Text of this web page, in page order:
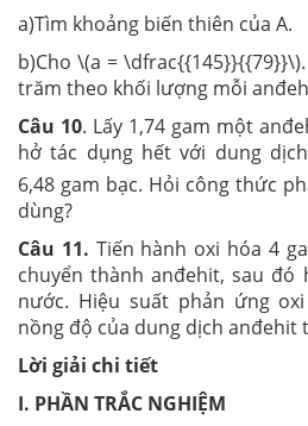
a)Tìm khoảng biến thiên của A.
b)Cho \(a =
trăm theo khối lượng mỗi
Câu 10. Lấy 1,74 gam một
hở tác dụng hết với dung
6,48 gam bạc. Hỏi công thức
dùng?
Câu 11. Tiến hành oxi hóa 4
chuyển thành anđehit, sau đó
nước. Hiệu suất phản ứng
nồng độ của dung dịch anđehit
Lời giải chi tiết
I. PHẦN TRẮC NGHIỆM